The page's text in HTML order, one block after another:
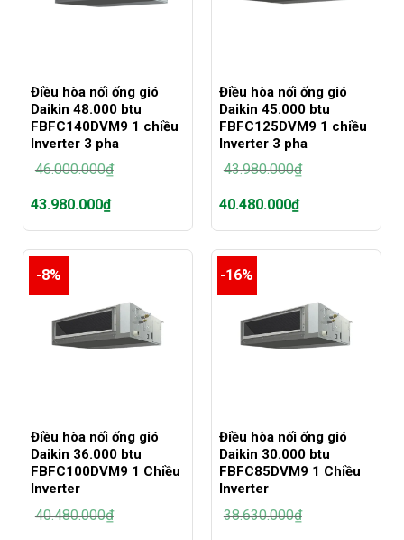
Điều hòa nối ống gió
Daikin 48.000 btu
FBFC140DVM9 1 chiều
Inverter 3 pha
46.000.000₫
gốc
là:
43.980.000₫
Giá
hiện
là:
43.980.000₫.
Điều hòa nối ống gió
Daikin 45.000 btu
FBFC125DVM9 1 chiều
Inverter 3 pha
43.980.000₫
gốc
là:
40.480.000₫
Giá
hiện
là:
40.480.000₫.
-8%
Điều hòa nối ống gió
Daikin 36.000 btu
FBFC100DVM9 1 Chiều
Inverter
40.480.000₫
-16%
Điều hòa nối ống gió
Daikin 30.000 btu
FBFC85DVM9 1 Chiều
Inverter
38.630.000₫